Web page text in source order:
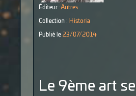
Éditeur : Autres
Collection : Historia
Publié le 23/07/2014
Le 9ème art